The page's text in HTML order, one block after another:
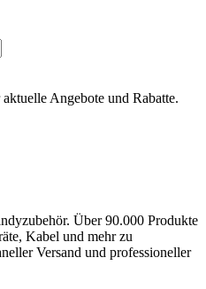
Angebote und Rabatte.
Über 90.000 Produkte
Kabel und mehr zu
Versand und professioneller